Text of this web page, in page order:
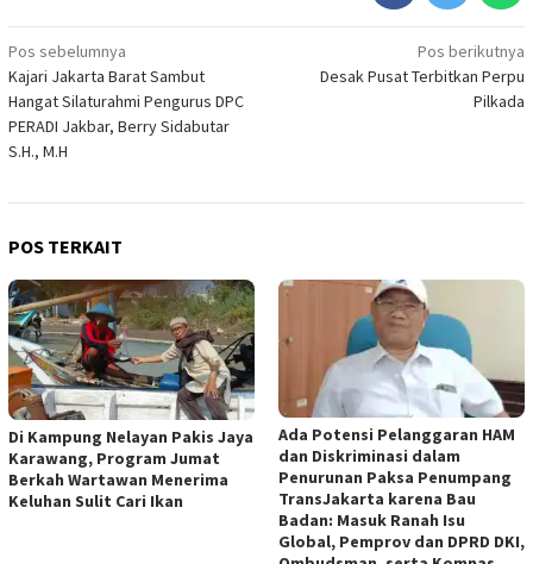
Navigasi
pos
Pos sebelumnya
Kajari Jakarta Barat Sambut
Hangat Silaturahmi Pengurus DPC
PERADI Jakbar, Berry Sidabutar
S.H., M.H
Pos berikutnya
Desak Pusat Terbitkan Perpu
Pilkada
POS TERKAIT
Di Kampung Nelayan Pakis Jaya
Karawang, Program Jumat
Berkah Wartawan Menerima
Keluhan Sulit Cari Ikan
Ada Potensi Pelanggaran HAM
dan Diskriminasi dalam
Penurunan Paksa Penumpang
TransJakarta karena Bau
Badan: Masuk Ranah Isu
Global, Pemprov dan DPRD DKI,